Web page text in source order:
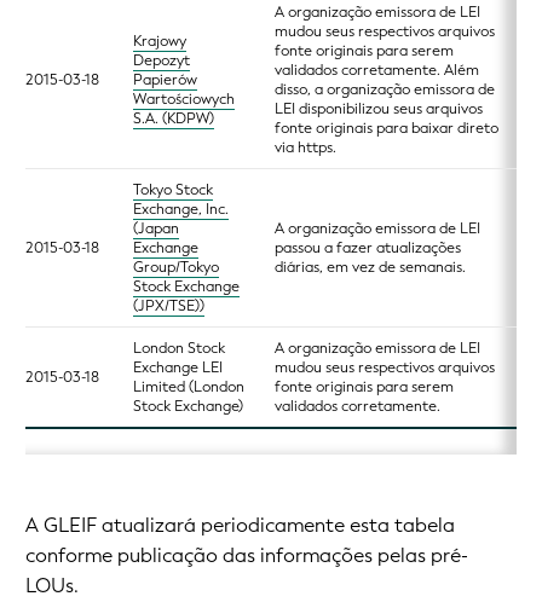
2015-03-18
Krajowy
Depozyt
Papierów
Wartościowych
S.A. (KDPW)
A organização emissora de LEI
mudou seus respectivos arquivos
fonte originais para serem
validados corretamente. Além
disso, a organização emissora de
LEI disponibilizou seus arquivos
fonte originais para baixar direto
via https.
2015-03-18
Tokyo Stock
Exchange, Inc.
(Japan
Exchange
Group/Tokyo
Stock Exchange
(JPX/TSE))
A organização emissora de LEI
passou a fazer atualizações
diárias, em vez de semanais.
2015-03-18
London Stock
Exchange LEI
Limited (London
Stock Exchange)
A organização emissora de LEI
mudou seus respectivos arquivos
fonte originais para serem
validados corretamente.
A GLEIF atualizará periodicamente esta tabela
conforme publicação das informações pelas pré-
LOUs.